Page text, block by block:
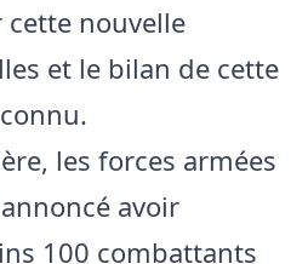
nouvelle
et le bilan de cette
les forces armées
avoir
100 combattants